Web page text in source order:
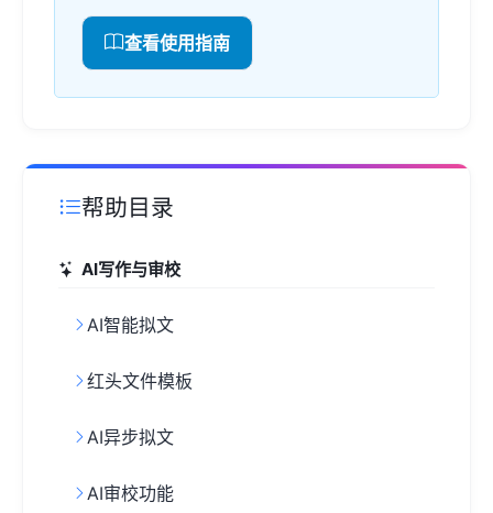
查看使用指南
帮助目录
AI写作与审校
AI智能拟文
红头文件模板
AI异步拟文
AI审校功能